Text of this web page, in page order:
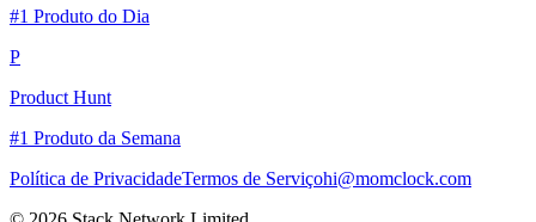
#1 Produto do Dia
P
Product Hunt
#1 Produto da Semana
Política de PrivacidadeTermos de Serviçohi@momclock.com